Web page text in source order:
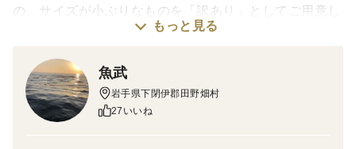
の、サイズが小ぶりなものを「訳あり」としてご用意し
ました。見た目に多少のばらつきはありますが、鮮度・
プリッとした歯ごたえと、噛むほどに広がる自然な甘み
が特徴。酢の物や刺身はもちろん、唐揚げやタコ飯、パ
もっと見る
魚武
岩手県下閉伊郡田野畑村
27いいね